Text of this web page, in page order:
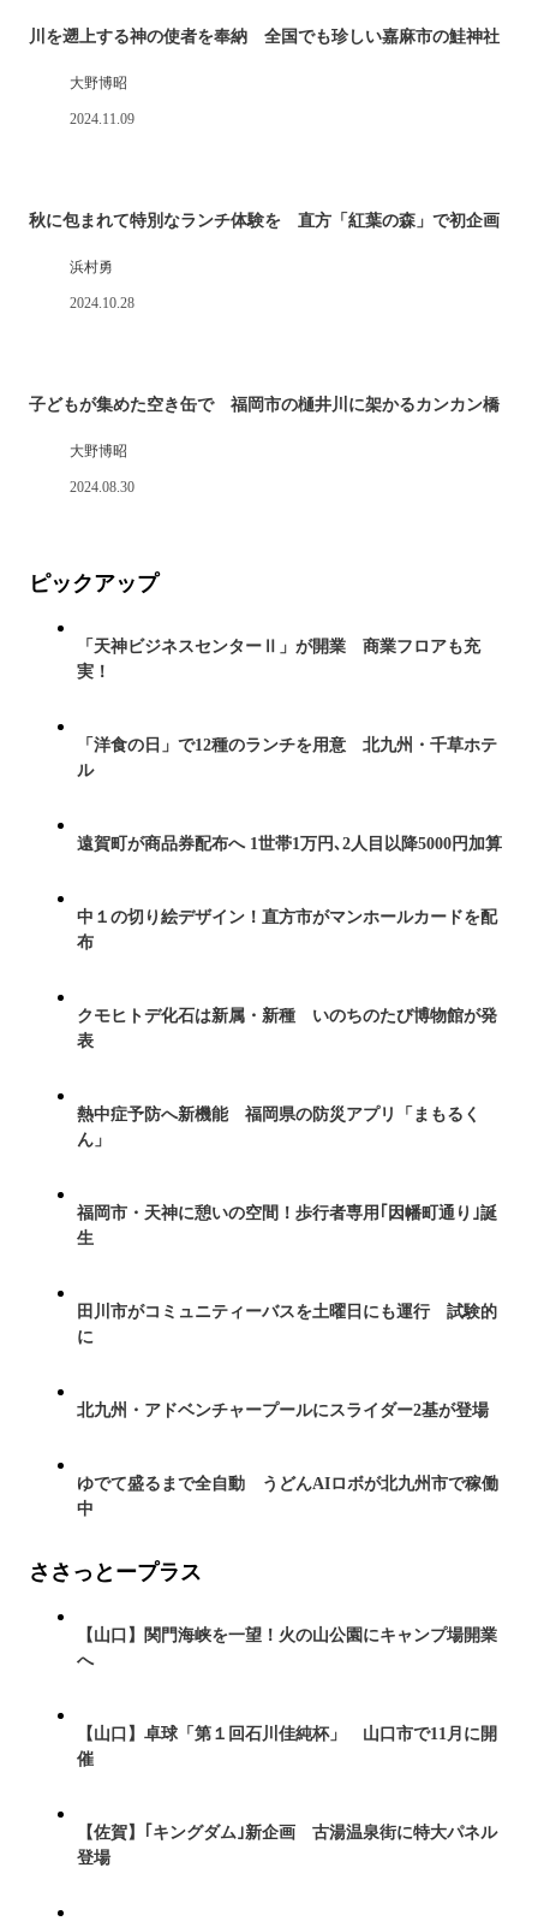
川を遡上する神の使者を奉納 全国でも珍しい嘉麻市の鮭神社
大野博昭
2024.11.09
秋に包まれて特別なランチ体験を 直方「紅葉の森」で初企画
浜村勇
2024.10.28
子どもが集めた空き缶で 福岡市の樋井川に架かるカンカン橋
大野博昭
2024.08.30
ピックアップ
「天神ビジネスセンターⅡ」が開業 商業フロアも充
実！
「洋食の日」で12種のランチを用意 北九州・千草ホテ
ル
遠賀町が商品券配布へ 1世帯1万円､2人目以降5000円加算
中１の切り絵デザイン！直方市がマンホールカードを配
布
クモヒトデ化石は新属・新種 いのちのたび博物館が発
表
熱中症予防へ新機能 福岡県の防災アプリ「まもるく
ん」
福岡市・天神に憩いの空間！歩行者専用｢因幡町通り｣誕
生
田川市がコミュニティーバスを土曜日にも運行 試験的
に
北九州・アドベンチャープールにスライダー2基が登場
ゆでて盛るまで全自動 うどんAIロボが北九州市で稼働
中
ささっとープラス
【山口】関門海峡を一望！火の山公園にキャンプ場開業
へ
【山口】卓球「第１回石川佳純杯」 山口市で11月に開
催
【佐賀】｢キングダム｣新企画 古湯温泉街に特大パネル
登場